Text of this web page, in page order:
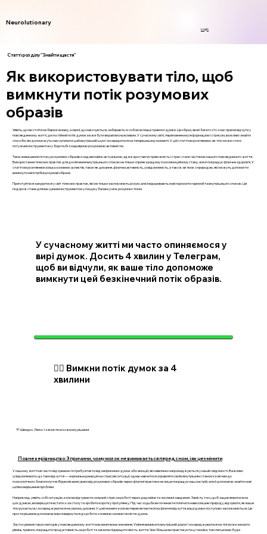
Neurolutionary
Login
Статті розділу "Знайти щастя"
Як використовувати тіло, щоб
вимкнути потік розумових
образів
Уявіть, що ви стоїте на березі океану, а хвилі, що накочуються, забирають із собою всі ваші тривоги і думки. Це образ, який багато хто з нас прагне відчути у
повсякденному житті, де постійний потік думок може бути вкрай виснажливим. У сучасному світі, переповненому інформацією і стресом, важливо знайти
способи, які допоможуть нам зупинити цей внутрішній шум і зосередитися на теперішньому моменті. У цій статті ми розглянемо, як тіло може стати
потужним інструментом у боротьбі з надмірною розумовою активністю.
Тема зменшення потоку розумових образів є надзвичайно актуальною, адже зростаюча тривожність і стрес стали частиною нашого повсякденного життя.
Використання тілесних практик для досягнення внутрішнього спокою не тільки сприяє кращому психоемоційному стану, але й покращує фізичне здоров’я. У
статті ми розглянемо кілька основних аспектів, таких як дихання, фізична активність, усвідомленість, а також зв'язок з природою, які можуть допомогти
вимкнути непотрібні розумові образи.
Приготуйтеся зануритися у світ тілесних практик, які не тільки заспокоюють розум, але й відкривають нові горизонти гармонії та внутрішнього спокою. Ця
подорож стане для вас цінним інструментом у пошуку балансу між розумом і тілом.
У сучасному житті ми часто опиняємося у
вирі думок. Досить 4 хвилин у Телеграм,
щоб ви відчули, як ваше тіло допоможе
вимкнути цей безкінечний потік образів.
🧘‍♂️ Вимкни потік думок за 4
хвилини
💛 Швидко. Легко. І з ясністю в кожному рішенні.
Повне керівництво: 3 причини, чому мозок не вимикається перед сном, і як це змінити
У нашому житті ми часто відчуваємо потребу втекти від неприємних думок або емоцій, які невпинно нагромаджуються у нашій свідомості. Важливо
усвідомлювати, що таке відчуття — нормальна реакція на стресові ситуації, однак навчитися управляти своїм внутрішнім станом є ключем до
психологічного благополуччя. Відволікання уваги від розумових образів через фізичні практики не лише покращує наш настрій, але й допомагає знайти нові
шляхи вирішення проблем.
Наприклад, уявіть собі ситуацію, коли ви відчуваєте сильний стрес на роботі через дедлайни та численні завдання. Замість того, щоб зациклюватися на
цих думках, ви вирішуєте встати з-за столу та зробити коротку прогулянку. Під час ходьби ви починаєте помічати навколишню природу, відчувати, як ваше
тіло рухається, і зосереджуватися на своєму диханні. У цей момент, коли ви переключаєтеся на фізичні відчуття, ваші думки поступово заспокоюються. Це
просте рішення допомагає вам повернутися до роботи з новими силами і ясністю думок.
Застосування таких методів у повсякденному житті має величезне значення. Уміння вимикати внутрішній діалог і зосереджуватися на тілі може знизити
рівень тривоги, покращити продуктивність на роботі та загалом підвищити якість життя. Чим більше ви практикуєте ці техніки, тим легше вам буде